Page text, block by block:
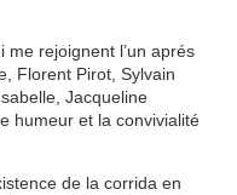
me rejoignent l’un aprés
Florent Pirot, Sylvain
Jacqueline
humeur et la convivialité
de la corrida en